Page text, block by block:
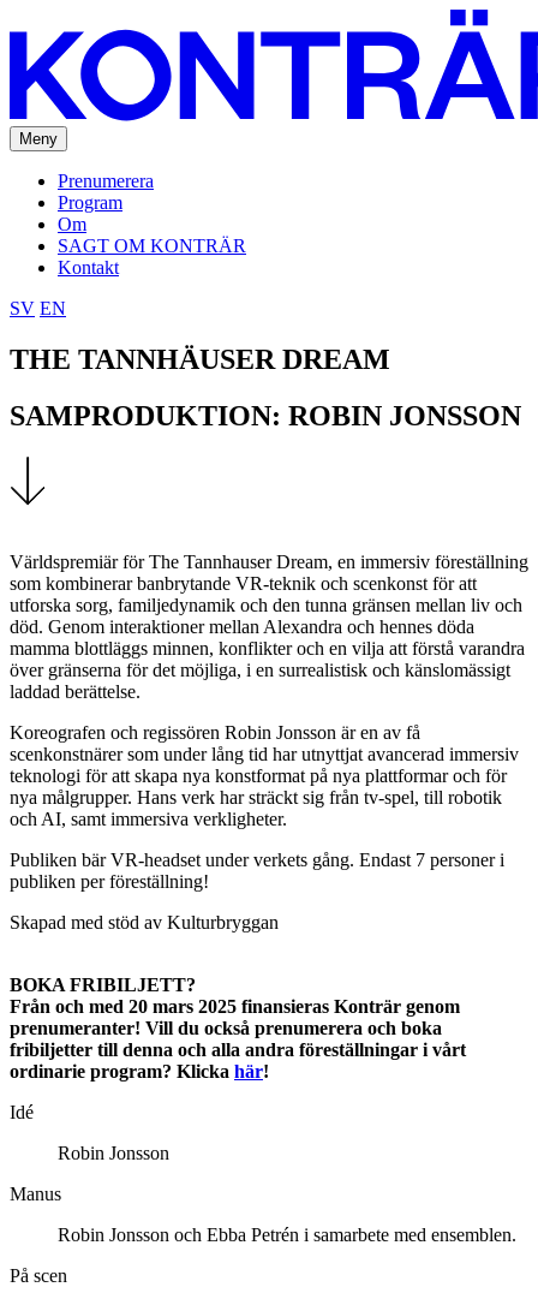
Meny
Prenumerera
Program
Om
SAGT OM KONTRÄR
Kontakt
SV EN
THE TANNHÄUSER DREAM
SAMPRODUKTION: ROBIN JONSSON
Världspremiär för The Tannhauser Dream, en immersiv föreställning
som kombinerar banbrytande VR-teknik och scenkonst för att
utforska sorg, familjedynamik och den tunna gränsen mellan liv och
död. Genom interaktioner mellan Alexandra och hennes döda
mamma blottläggs minnen, konflikter och en vilja att förstå varandra
över gränserna för det möjliga, i en surrealistisk och känslomässigt
laddad berättelse.
Koreografen och regissören Robin Jonsson är en av få
scenkonstnärer som under lång tid har utnyttjat avancerad immersiv
teknologi för att skapa nya konstformat på nya plattformar och för
nya målgrupper. Hans verk har sträckt sig från tv-spel, till robotik
och AI, samt immersiva verkligheter.
Publiken bär VR-headset under verkets gång. Endast 7 personer i
publiken per föreställning!
Skapad ​​med stöd av Kulturbryggan
BOKA FRIBILJETT?
Från och med 20 mars 2025 finansieras Konträr genom
prenumeranter! Vill du också prenumerera och boka
fribiljetter till denna och alla andra föreställningar i vårt
ordinarie program? Klicka här!
Idé
Robin Jonsson
Manus
Robin Jonsson och Ebba Petrén i samarbete med ensemblen.
På scen